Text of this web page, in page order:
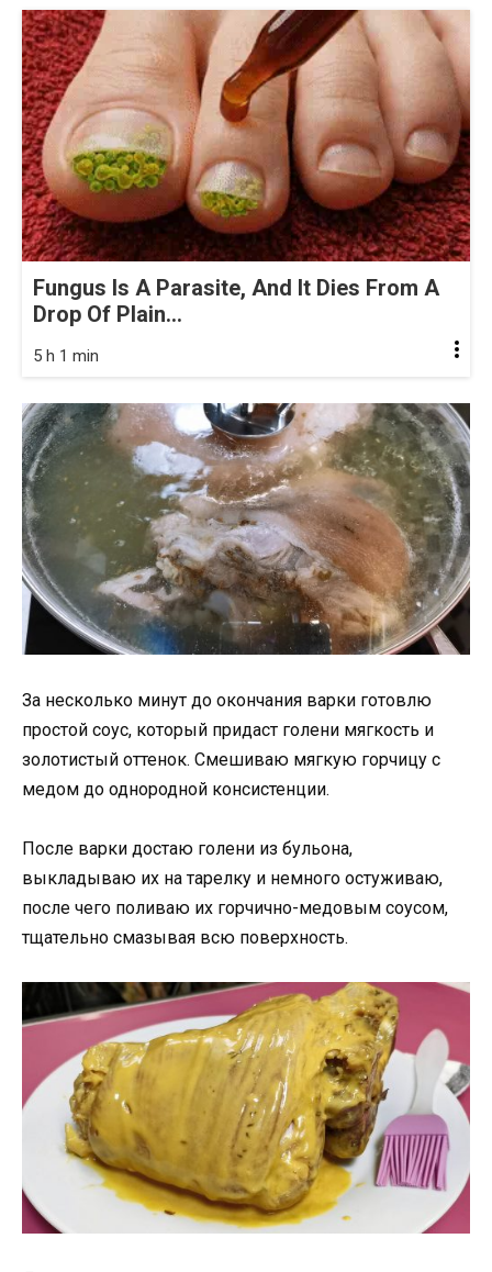
Fungus Is A Parasite, And It Dies From A
Drop Of Plain...
5 h 1 min
За несколько минут до окончания варки готовлю
простой соус, который придаст голени мягкость и
золотистый оттенок. Смешиваю мягкую горчицу с
медом до однородной консистенции.
После варки достаю голени из бульона,
выкладываю их на тарелку и немного остуживаю,
после чего поливаю их горчично-медовым соусом,
тщательно смазывая всю поверхность.